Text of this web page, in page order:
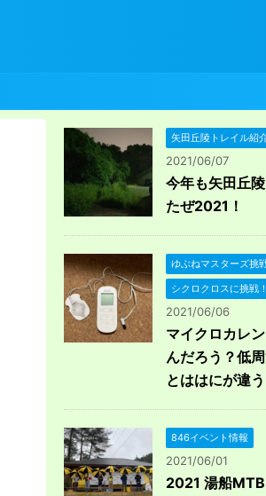
矢田丘陵トレイル紹
2021/06/07
今年も矢田丘
たぜ2021！
ゆぶねマスターズ挑
シクロクロスに挑戦！
2021/06/06
マイクロカレ
んだろう？低
とははにが違
846イベント情報
2021/06/01
2021 湯船